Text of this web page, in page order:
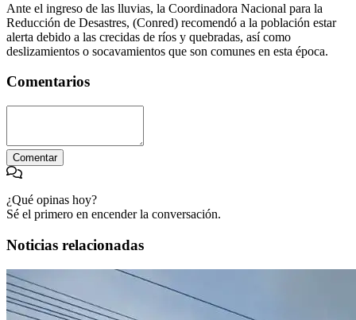
Ante el ingreso de las lluvias, la Coordinadora Nacional para la
Reducción de Desastres, (Conred) recomendó a la población estar
alerta debido a las crecidas de ríos y quebradas, así como
deslizamientos o socavamientos que son comunes en esta época.
Comentarios
Comentar
¿Qué opinas hoy?
Sé el primero en encender la conversación.
Noticias relacionadas